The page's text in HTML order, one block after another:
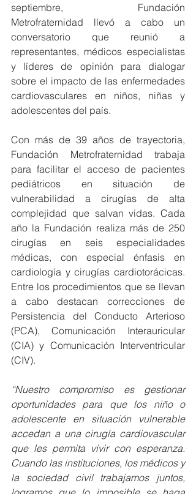
septiembre, Fundación
Metrofraternidad llevó a cabo un
conversatorio que reunió a
representantes, médicos especialistas
y líderes de opinión para dialogar
sobre el impacto de las enfermedades
cardiovasculares en niños, niñas y
adolescentes del país.
Con más de 39 años de trayectoria,
Fundación Metrofraternidad trabaja
para facilitar el acceso de pacientes
pediátricos en situación de
vulnerabilidad a cirugías de alta
complejidad que salvan vidas. Cada
año la Fundación realiza más de 250
cirugías en seis especialidades
médicas, con especial énfasis en
cardiología y cirugías cardiotorácicas.
Entre los procedimientos que se llevan
a cabo destacan correcciones de
Persistencia del Conducto Arterioso
(PCA), Comunicación Interauricular
(CIA) y Comunicación Interventricular
(CIV).
“Nuestro compromiso es gestionar
oportunidades para que los niño o
adolescente en situación vulnerable
accedan a una cirugía cardiovascular
que les permita vivir con esperanza.
Cuando las instituciones, los médicos y
la sociedad civil trabajamos juntos,